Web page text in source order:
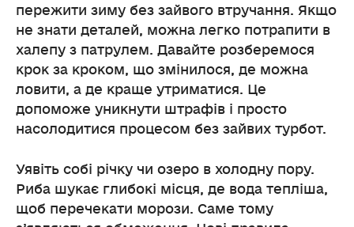
пережити зиму без зайвого втручання. Якщо
не знати деталей, можна легко потрапити в
халепу з патрулем. Давайте розберемося
крок за кроком, що змінилося, де можна
ловити, а де краще утриматися. Це
допоможе уникнути штрафів і просто
насолодитися процесом без зайвих турбот.
Уявіть собі річку чи озеро в холодну пору.
Риба шукає глибокі місця, де вода тепліша,
щоб перечекати морози. Саме тому